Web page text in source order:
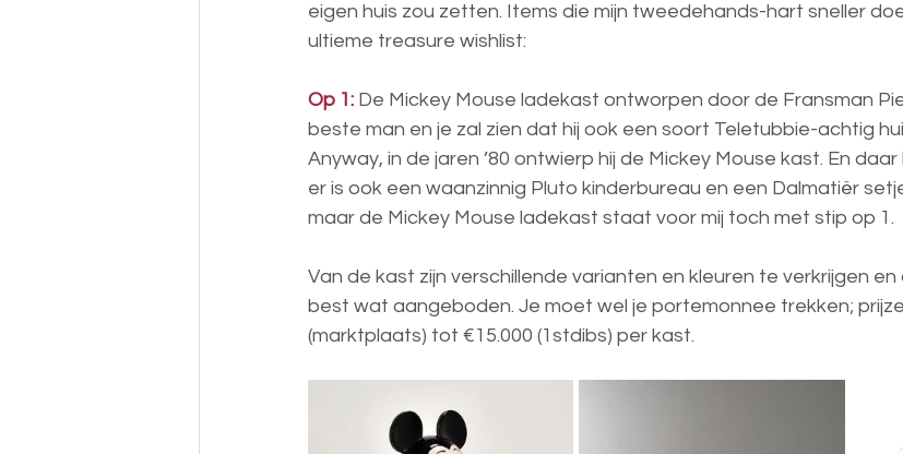
eigen huis zou zetten. Items die mijn tweedehands-hart sneller
ultieme treasure wishlist:
Op 1: De Mickey Mouse ladekast ontworpen door de Fransman
beste man en je zal zien dat hij ook een soort Teletubbie-achtig
Anyway, in de jaren ’80 ontwierp hij de Mickey Mouse kast. En
er is ook een waanzinnig Pluto kinderbureau en een Dalmatiër
maar de Mickey Mouse ladekast staat voor mij toch met stip op 1.
Van de kast zijn verschillende varianten en kleuren te verkrijgen
best wat aangeboden. Je moet wel je portemonnee trekken;
(marktplaats) tot €15.000 (1stdibs) per kast.